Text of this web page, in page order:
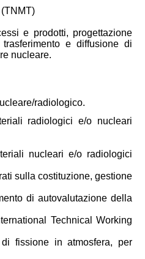
e prodotti, progettazione
e diffusione di
nucleare.
radiologico.
radiologici e/o nucleari
nucleari e/o radiologici
sulla costituzione, gestione
di autovalutazione della
Technical Working
fissione in atmosfera, per